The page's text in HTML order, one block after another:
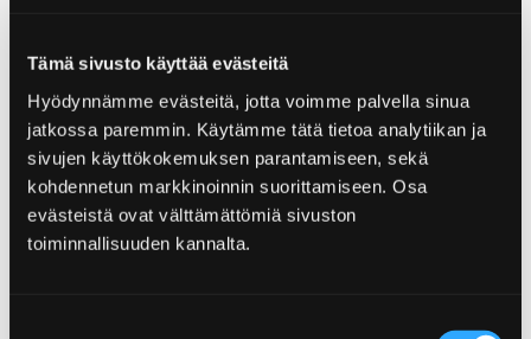
Tämä sivusto käyttää evästeitä
Hyödynnämme evästeitä, jotta voimme palvella sinua
jatkossa paremmin. Käytämme tätä tietoa analytiikan ja
sivujen käyttökokemuksen parantamiseen, sekä
kohdennetun markkinoinnin suorittamiseen. Osa
evästeistä ovat välttämättömiä sivuston
toiminnallisuuden kannalta.
Veneretket ja risteilyt
Maankohoamisen luoma, koko ajan muuttuva
Porin saaristoluonto avautuu parhaiten
veneellä kulkevalle. Porin edustan saaristo on
uloimmilta osiltaan pääosin rakentamatonta